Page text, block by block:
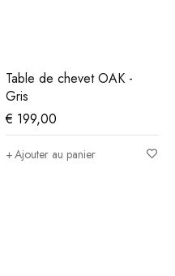
Table de chevet OAK -
Gris
€ 199,00
Ajouter au panier